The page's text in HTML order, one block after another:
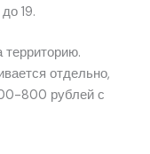
19.
территорию.
отдельно,
800 рублей с